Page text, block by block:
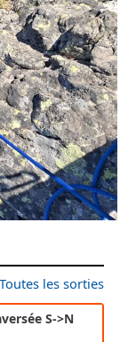
Toutes les sorties
S->N